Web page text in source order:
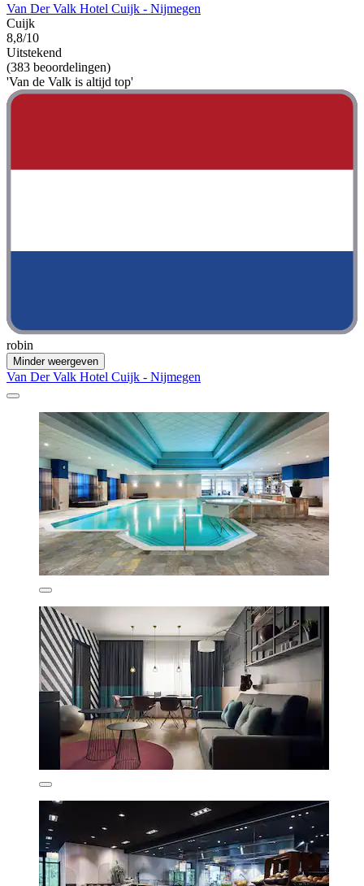
Van Der Valk Hotel Cuijk - Nijmegen
Cuijk
8,8/10
Uitstekend
(383 beoordelingen)
'Van de Valk is altijd top'
robin
Minder weergeven
Van Der Valk Hotel Cuijk - Nijmegen